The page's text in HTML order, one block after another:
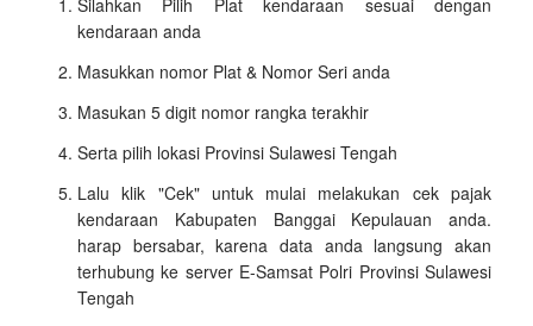
Silahkan Pilih Plat kendaraan sesuai dengan
kendaraan anda
Masukkan nomor Plat & Nomor Seri anda
Masukan 5 digit nomor rangka terakhir
Serta pilih lokasi Provinsi Sulawesi Tengah
Lalu klik "Cek" untuk mulai melakukan cek pajak
kendaraan Kabupaten Banggai Kepulauan anda.
harap bersabar, karena data anda langsung akan
terhubung ke server E-Samsat Polri Provinsi Sulawesi
Tengah